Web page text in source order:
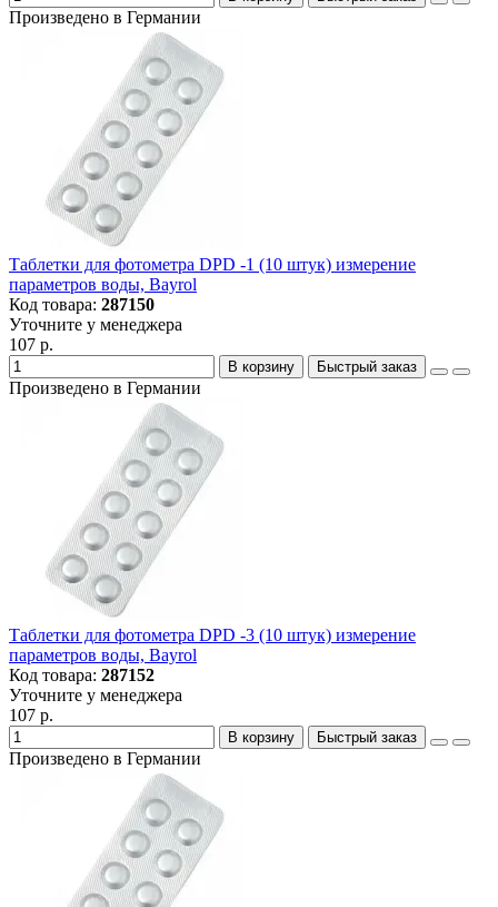
Произведено в Германии
Таблетки для фотометра DPD -1 (10 штук) измерение
параметров воды, Bayrol
Код товара: 287150
Уточните у менеджера
107 р.
В корзину Быстрый заказ
Произведено в Германии
Таблетки для фотометра DPD -3 (10 штук) измерение
параметров воды, Bayrol
Код товара: 287152
Уточните у менеджера
107 р.
В корзину Быстрый заказ
Произведено в Германии